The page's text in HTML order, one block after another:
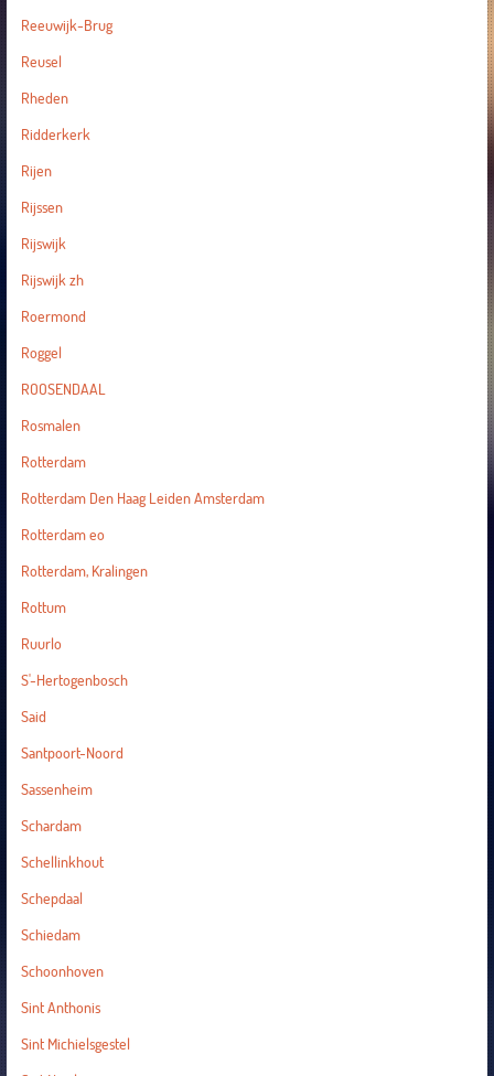
Reeuwijk-Brug
Reusel
Rheden
Ridderkerk
Rijen
Rijssen
Rijswijk
Rijswijk zh
Roermond
Roggel
ROOSENDAAL
Rosmalen
Rotterdam
Rotterdam Den Haag Leiden Amsterdam
Rotterdam eo
Rotterdam, Kralingen
Rottum
Ruurlo
S'-Hertogenbosch
Said
Santpoort-Noord
Sassenheim
Schardam
Schellinkhout
Schepdaal
Schiedam
Schoonhoven
Sint Anthonis
Sint Michielsgestel